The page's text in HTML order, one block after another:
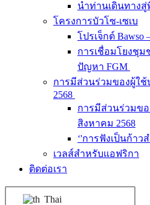
นำท่านเดินทาง
โครงการบัวโซ-เซเบ
โปรเจ็กต์ Bawso
การเชื่อมโยงชุ
ปัญหา FGM
การมีส่วนร่วมของผู้ใช้
2568
การมีส่วนร่วมขอ
สิงหาคม 2568
‘'การฟังเป็นก้าว
เวลส์สำหรับแอฟริกา
ติดต่อเรา
Thai